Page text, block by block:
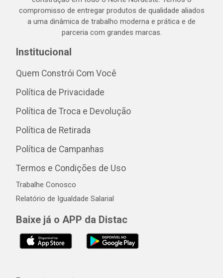
compromisso de entregar produtos de qualidade aliados
a uma dinâmica de trabalho moderna e prática e de
parceria com grandes marcas.
Institucional
Quem Constrói Com Você
Política de Privacidade
Política de Troca e Devolução
Política de Retirada
Política de Campanhas
Termos e Condições de Uso
Trabalhe Conosco
Relatório de Igualdade Salarial
Baixe já o APP da Distac